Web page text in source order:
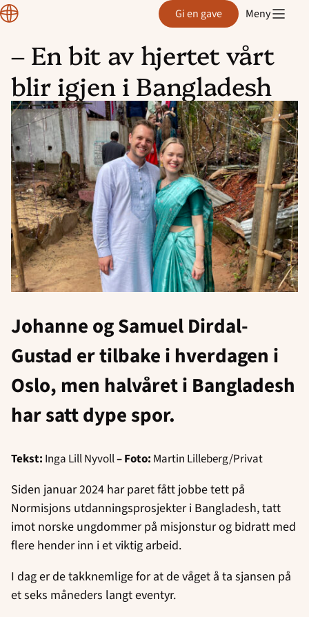
Hopp
til
innhold
Normisjon Gi en gave Meny
– En bit av hjertet vårt
blir igjen i Bangladesh
Johanne og Samuel Dirdal-
Gustad er tilbake i hverdagen i
Oslo, men halvåret i Bangladesh
har satt dype spor.
Tekst: Inga Lill Nyvoll– Foto: Martin Lilleberg/Privat
Siden januar 2024 har paret fått jobbe tett på
Normisjons utdanningsprosjekter i Bangladesh, tatt
imot norske ungdommer på misjonstur og bidratt med
flere hender inn i et viktig arbeid.
I dag er de takknemlige for at de våget å ta sjansen på
et seks måneders langt eventyr.